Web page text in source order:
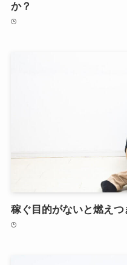
か？
稼ぐ目的がないと燃えつ